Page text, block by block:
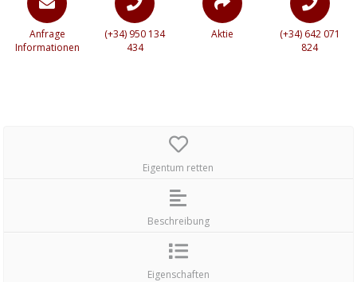
Anfrage
Informationen
(+34) 950 134
434
Aktie
(+34) 642 071
824
Eigentum retten
Beschreibung
Eigenschaften